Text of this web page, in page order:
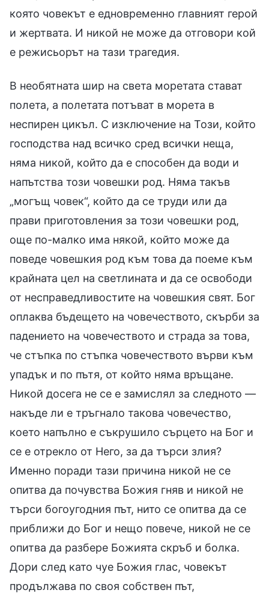
която човекът е едновременно главният герой
и жертвата. И никой не може да отговори кой
е режисьорът на тази трагедия.
В необятната шир на света моретата стават
полета, а полетата потъват в морета в
неспирен цикъл. С изключение на Този, който
господства над всичко сред всички неща,
няма никой, който да е способен да води и
напътства този човешки род. Няма такъв
„могъщ човек“, който да се труди или да
прави приготовления за този човешки род,
още по-малко има някой, който може да
поведе човешкия род към това да поеме към
крайната цел на светлината и да се освободи
от несправедливостите на човешкия свят. Бог
оплаква бъдещето на човечеството, скърби за
падението на човечеството и страда за това,
че стъпка по стъпка човечеството върви към
упадък и по пътя, от който няма връщане.
Никой досега не се е замислял за следното —
накъде ли е тръгнало такова човечество,
което напълно е съкрушило сърцето на Бог и
се е отрекло от Него, за да търси злия?
Именно поради тази причина никой не се
опитва да почувства Божия гняв и никой не
търси богоугодния път, нито се опитва да се
приближи до Бог и нещо повече, никой не се
опитва да разбере Божията скръб и болка.
Дори след като чуе Божия глас, човекът
продължава по своя собствен път,